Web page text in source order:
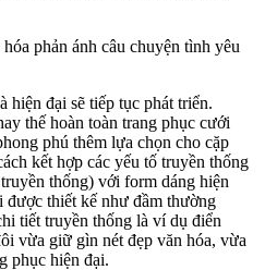
phản ánh câu chuyện tình yêu
hiện đại sẽ tiếp tục phát triển.
thế hoàn toàn trang phục cưới
phú thêm lựa chọn cho cặp
kết hợp các yếu tố truyền thống
thống) với form dáng hiện
được thiết kế như đầm thường
tiết truyền thống là ví dụ điển
vừa giữ gìn nét đẹp văn hóa, vừa
phục hiện đại.